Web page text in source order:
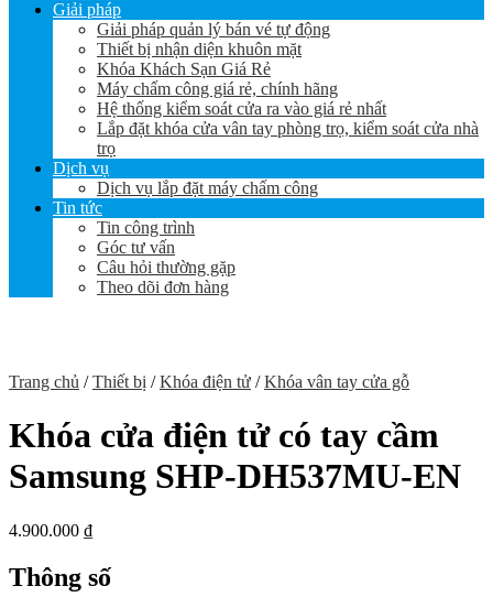
Giải pháp
Giải pháp quản lý bán vé tự động
Thiết bị nhận diện khuôn mặt
Khóa Khách Sạn Giá Rẻ
Máy chấm công giá rẻ, chính hãng
Hệ thống kiểm soát cửa ra vào giá rẻ nhất
Lắp đặt khóa cửa vân tay phòng trọ, kiểm soát cửa nhà
trọ
Dịch vụ
Dịch vụ lắp đặt máy chấm công
Tin tức
Tin công trình
Góc tư vấn
Câu hỏi thường gặp
Theo dõi đơn hàng
Trang chủ / Thiết bị / Khóa điện tử / Khóa vân tay cửa gỗ
Khóa cửa điện tử có tay cầm
Samsung SHP-DH537MU-EN
4.900.000 ₫
Thông số